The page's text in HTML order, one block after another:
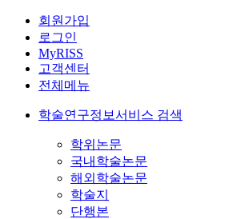
회원가입
로그인
MyRISS
고객센터
전체메뉴
학술연구정보서비스 검색
학위논문
국내학술논문
해외학술논문
학술지
단행본